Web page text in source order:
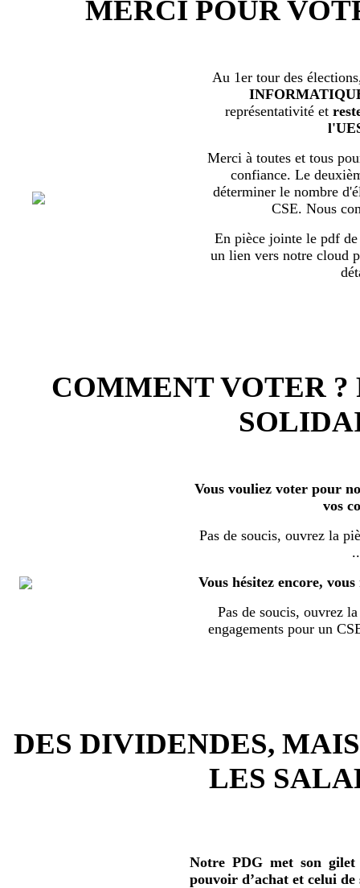
MERCI POUR
Au 1er tour des
représentativité et
Merci à toutes et tous
confiance. Le
déterminer le nombre
CSE. Nous
En pièce jointe le pdf de
un lien vers notre cloud
COMMENT VOTER ?
Vous vouliez voter pour
vos
Pas de soucis, ouvrez la
Vous hésitez encore,
Pas de soucis, ouvrez
engagements pour un
DES DIVIDENDES,
LES
Notre PDG met son
pouvoir d’achat et celui de